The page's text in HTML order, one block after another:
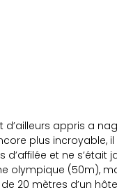
d’ailleurs appris a
plus incroyable,
d’affilée et ne s’était
olympique (50m),
20 mètres d’un